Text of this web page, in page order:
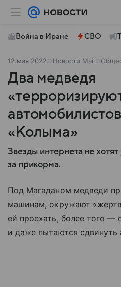
Война в Иране СВО
12 мая 2022 Новости Mail
Два медведя
«Колыма»
Звезды интернета не хотят
за прикорма.
Под Магаданом медведи
машинам, окружают
ей проехать, более того —
и даже пытаются сдвинуть